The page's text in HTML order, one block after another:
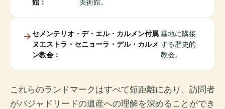
セメンテリオ・デ・エル・カルメン付属
ヌエストラ・セニョーラ・デル・カルメ
ン教会：
墓地に隣接
する歴史的
教会。
これらのランドマークはすべて短距離にあり、訪問者
がバジャドリードの遺産への理解を深めることができ